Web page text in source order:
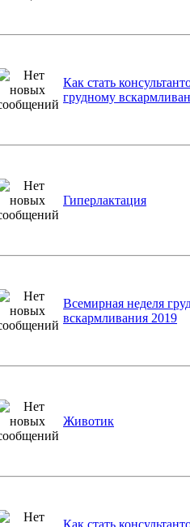
Как стать
грудному
Гиперлактация
Всемирная неделя
вскармливания 2019
Животик
Как стать